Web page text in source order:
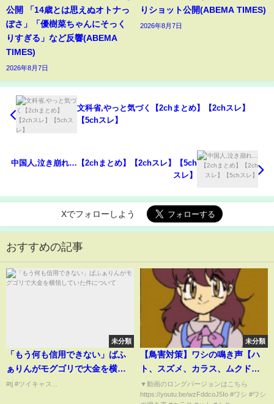
公開 「14歳とは思えぬオトナっ
ぽさ」「優樹菜ちゃんにそっく
りすぎる」など反響(ABEMA
TIMES)
2026年8月7日
りショット公開(ABEMA TIMES)
2026年8月7日
文科省,やっと気づく【2chまとめ】【2chスレ】
【5chスレ】
中国人,泣き崩れ…【2chまとめ】【2chスレ】【5ch
スレ】
Xでフォローしよう
おすすめの記事
未分類
「もう何も信用できない」ばふ
ぁりんがモグゴリで大金を横領
していた件について
#tj #ツイキャス...
未分類
【鳥害対策】ワシの鳴き声【ハ
ト、スズメ、カラス、ムクドリ
対策に！】
▼動画のロングバージョンはこちら
https://youtu.be/wzFddcoJ5Io #ワシ #ワシ